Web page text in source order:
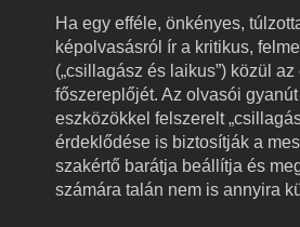
Ha egy efféle, önkényes,
képolvasásról ír a kritikus,
(„csillagász és laikus”) közül
főszereplőjét. Az olvasói
eszközökkel felszerelt
érdeklődése is biztosítják a
szakértő barátja beállítja és
számára talán nem is annyira